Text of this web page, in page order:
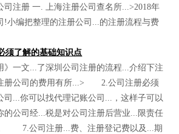
司注册 一. 上海注册公司查名所...>2018年
!小编把整理的注册公司...的注册流程与费
须了解的基础知识点
》一文...了深圳公司注册的流程...介绍下注
册公司的费用有所...> 2.公司注册必须
司...你可以找代理记账公司...，这样子可以
的公司经...税是对公司注册后营业...限责任
7.公司注册...费、注册登记费以及...期